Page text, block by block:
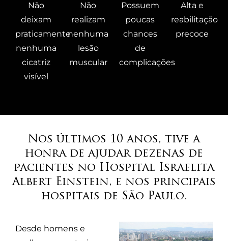
Não
deixam
praticamente
nenhuma
cicatriz
visível
Não
realizam
nenhuma
lesão
muscular
Possuem
poucas
chances
de
complicações
Alta e
reabilitação
precoce
Nos últimos 10 anos, tive a
honra de ajudar dezenas de
pacientes no Hospital Israelita
Albert Einstein, e nos principais
hospitais de São Paulo.
Desde homens e